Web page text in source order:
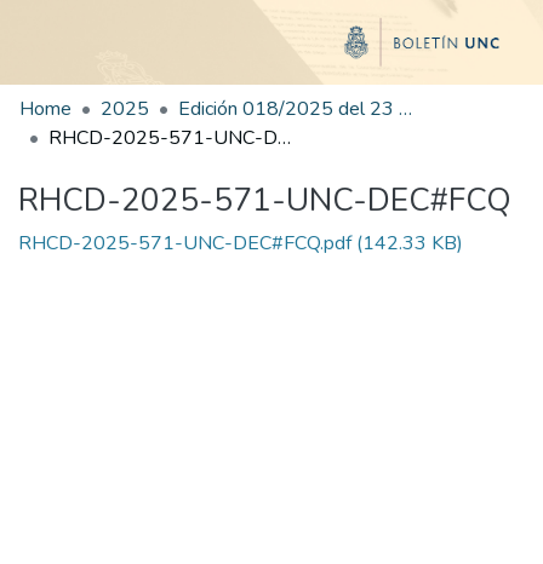
Home 2025
Edición 018/2025 del 23 de julio de 2025
RHCD-2025-571-UNC-DEC#FCQ
RHCD-2025-571-UNC-DEC#FCQ
RHCD-2025-571-UNC-DEC#FCQ.pdf(142.33 KB)